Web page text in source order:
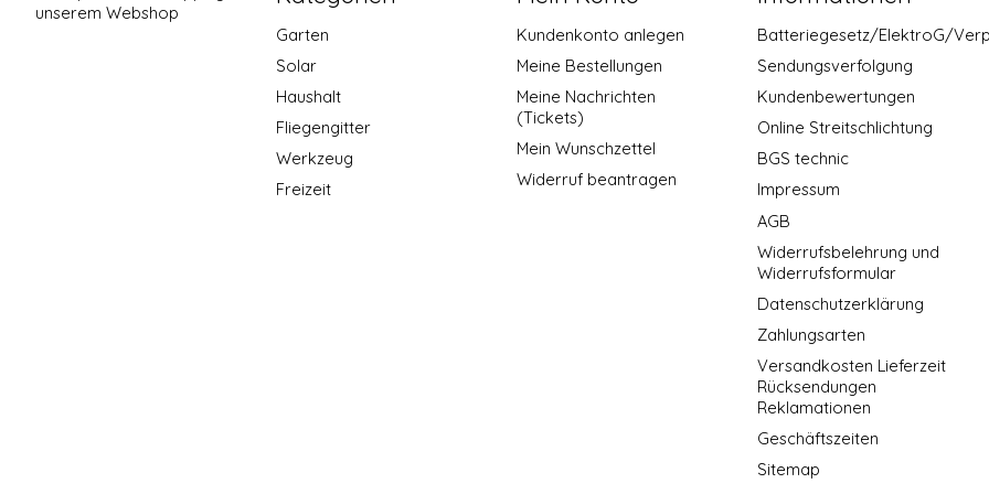
unserem Webshop
Garten
Solar
Haushalt
Fliegengitter
Werkzeug
Freizeit
Kundenkonto anlegen
Meine Bestellungen
Meine Nachrichten
(Tickets)
Mein Wunschzettel
Widerruf beantragen
Batteriegesetz/ElektroG/
Sendungsverfolgung
Kundenbewertungen
Online Streitschlichtung
BGS technic
Impressum
AGB
Widerrufsbelehrung und
Widerrufsformular
Datenschutzerklärung
Zahlungsarten
Versandkosten Lieferzeit
Rücksendungen
Reklamationen
Geschäftszeiten
Sitemap